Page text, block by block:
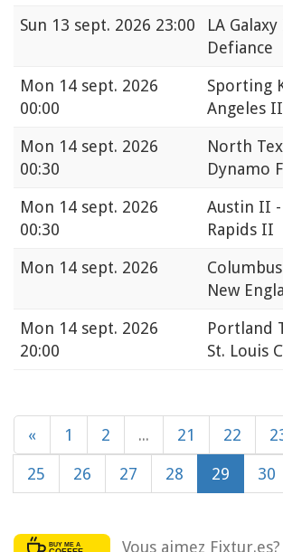
Sun 13 sept. 2026 23:00
LA
Defiance
Mon 14 sept. 2026
00:00
Sporting
Angeles II
Mon 14 sept. 2026
00:30
North
Dynamo
Mon 14 sept. 2026
00:30
Austin II
Rapids II
Mon 14 sept. 2026
New
Mon 14 sept. 2026
20:00
Portland
St. Louis
« 1 2 ... 21 22
25 26 27 28 29 30
Vous aimez